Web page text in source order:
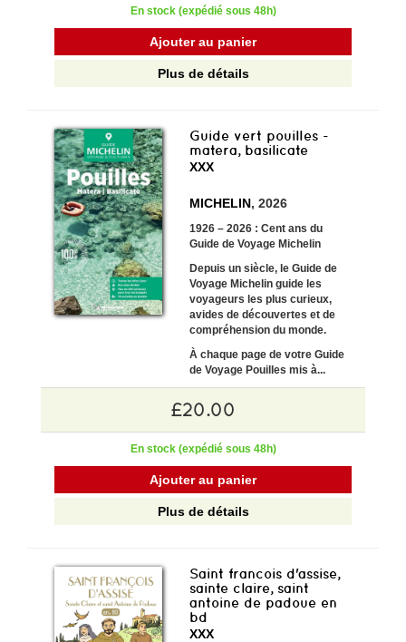
En stock (expédié sous 48h)
Ajouter au panier
Plus de détails
Guide vert pouilles -
matera, basilicate
XXX
MICHELIN, 2026
1926 – 2026 : Cent ans du
Guide de Voyage Michelin
Depuis un siècle, le Guide de
Voyage Michelin guide les
voyageurs les plus curieux,
avides de découvertes et de
compréhension du monde.
À chaque page de votreGuide
de Voyage Pouilles mis à...
£20.00
En stock (expédié sous 48h)
Ajouter au panier
Plus de détails
Saint francois d'assise,
sainte claire, saint
antoine de padoue en
bd
XXX